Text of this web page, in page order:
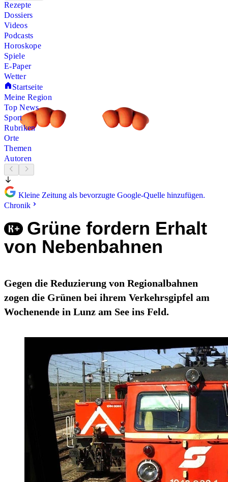
Rezepte
Dossiers
Videos
Podcasts
Horoskope
Spiele
E-Paper
Wetter
Startseite
Meine Region
Top News
Sport
Rubriken
Orte
Themen
Autoren
Kleine Zeitung als bevorzugte Google-Quelle hinzufügen.
Chronik
Grüne fordern Erhalt
von Nebenbahnen
Gegen die Reduzierung von Regionalbahnen
zogen die Grünen bei ihrem Verkehrsgipfel am
Wochenende in Lunz am See ins Feld.